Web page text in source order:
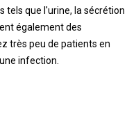
tels que l'urine, la sécrétion
également des
très peu de patients en
infection.